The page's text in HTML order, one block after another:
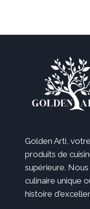
Golden Arti,
produits de
supérieure.
culinaire unique
histoire